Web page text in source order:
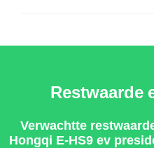
Restwaarde
Verwachtte
Hongqi E-HS9 ev